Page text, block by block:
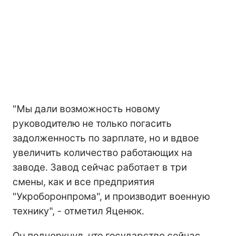
"Мы дали возможность новому
руководителю не только погасить
задолженность по зарплате, но и вдвое
увеличить количество работающих на
заводе. Завод сейчас работает в три
смены, как и все предприятия
"Укроборонпрома", и производит военную
технику", - отметил Яценюк.